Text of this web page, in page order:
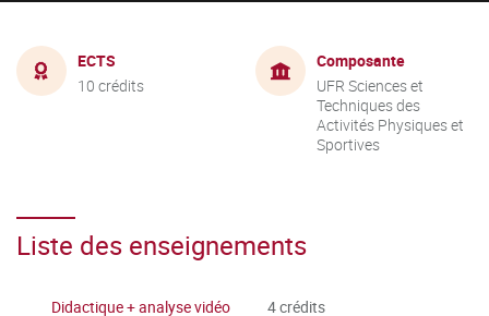
ECTS
10 crédits
Composante
UFR Sciences et
Techniques des
Activités Physiques et
Sportives
Liste des enseignements
Didactique + analyse vidéo 4 crédits